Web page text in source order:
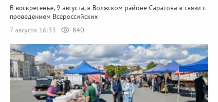
В воскресенье, 9 августа, в Волжском районе Саратова в связи с
проведением Всероссийских
7 августа 16:33
840